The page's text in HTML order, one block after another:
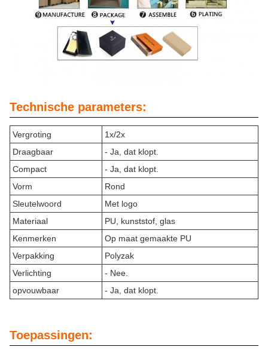
Technische parameters:
Vergroting
1x/2x
Draagbaar
- Ja, dat klopt.
Compact
- Ja, dat klopt.
Vorm
Rond
Sleutelwoord
Met logo
Materiaal
PU, kunststof, glas
Kenmerken
Op maat gemaakte PU
Verpakking
Polyzak
Verlichting
- Nee.
opvouwbaar
- Ja, dat klopt.
Toepassingen: